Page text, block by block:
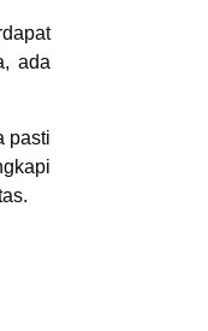
ada
pasti